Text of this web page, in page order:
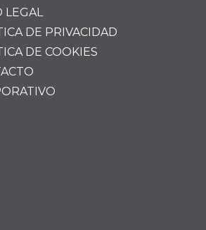
LEGAL
DE PRIVACIDAD
DE COOKIES